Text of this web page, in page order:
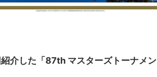
介した「87th マスターズトーナメ